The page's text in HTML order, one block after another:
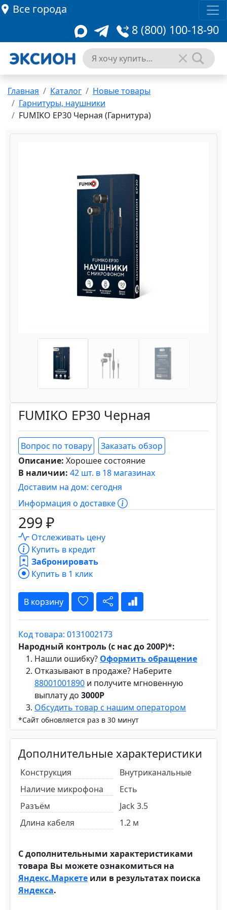
Все города
8 (800) 100-18-90
Главная Каталог
Новые товары
Гарнитуры, наушники
FUMIKO EP30 Черная (Гарнитура)
FUMIKO EP30 Черная
Вопрос по товару
Заказать обзор
Описание: Хорошее состояние
В наличии: 42 шт. в 18 магазинах
Доставим на дом: сегодня
Информация о доставке
299 ₽
Отслеживать цену
Купить в кредит
Забронировать
Купить в 1 клик
В корзину
Код товара: 0131002173
Народный контроль (с нас до 200Р)*:
Нашли ошибку? Оформить обращение
Отказывают в продаже? Наберите
88001001890 и получите мгновенную
выплату до 3000Р
Обсудить товар с нашим оператором
*Сайт обновляется раз в 30 минут
Дополнительные характеристики
Конструкция
Внутриканальные
Наличие микрофона
Есть
Разъём
Jack 3.5
Длина кабеля
1.2 м
С дополнительными характеристиками
товара Вы можете ознакомиться на
Яндекс.Маркете или в результатах поиска
Яндекса.